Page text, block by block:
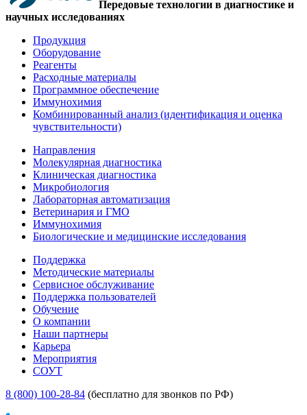
Передовые технологии в диагностике и
научных исследованиях
Продукция
Оборудование
Реагенты
Расходные материалы
Программное обеспечение
Иммунохимия
Комбинированный анализ (идентификация и оценка
чувствительности)
Направления
Молекулярная диагностика
Клиническая диагностика
Микробиология
Лабораторная автоматизация
Ветеринария и ГМО
Иммунохимия
Биологические и медицинские исследования
Поддержка
Методические материалы
Сервисное обслуживание
Поддержка пользователей
Обучение
О компании
Наши партнеры
Карьера
Мероприятия
СОУТ
8 (800) 100-28-84 (бесплатно для звонков по РФ)